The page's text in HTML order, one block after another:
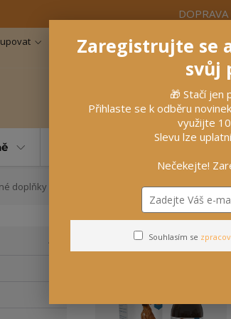
Důležité informace Více
doplňky pro psy
Krmné
Zaregistrujte se
svůj
🎁 Stačí jen
Přihlaste se k odběru
využijte
Slevu lze
Nečekejte!
Souhlasím se